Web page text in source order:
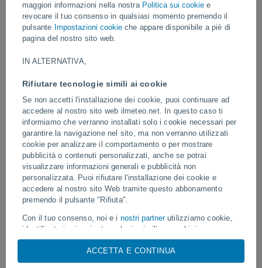
maggiori informazioni nella nostra Politica sui cookie e
revocare il tuo consenso in qualsiasi momento premendo il
pulsante Impostazioni cookieche appare disponibile a piè di
pagina del nostro sito web.
IN ALTERNATIVA,
Rifiutare tecnologie simili ai cookie
Se non accetti l'installazione dei cookie, puoi continuare ad
accedere al nostro sito web ilmeteo.net. In questo caso ti
informiamo che verranno installati solo i cookie necessari per
garantire la navigazione nel sito, ma non verranno utilizzati
cookie per analizzare il comportamento o per mostrare
pubblicità o contenuti personalizzati, anche se potrai
visualizzare informazioni generali e pubblicità non
personalizzata. Puoi rifiutare l'installazione dei cookie e
accedere al nostro sito Web tramite questo abbonamento
premendo il pulsante "Rifiuta".
Con il tuo consenso, noi e i nostri partnerutilizziamo cookie,
identificatori univoci o tecnologie simili per archiviare,
accedere e trattare dati personali quali la tua visita su questo
sito web, indirizzi IP e identificatori di cookie. Alcuni fornitori
potrebbero trattare i tuoi dati personali sulla base di un
ACCETTA E CONTINUA
Un downburst è una violenta raffica di vento che si scatena da una
tempesta e si propaga al suolo. Può causare danni simili a quelli di
un tornado, ma con venti che si espandono verso l'esterno.
Video
Ieri
Un enorme vortice di polvere è stato
avvistato a Zapponeta, in Italia
Tornado e piogge
in Brasile.